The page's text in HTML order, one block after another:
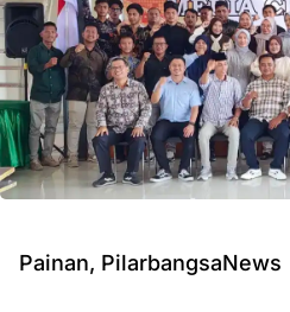
Painan, PilarbangsaNews